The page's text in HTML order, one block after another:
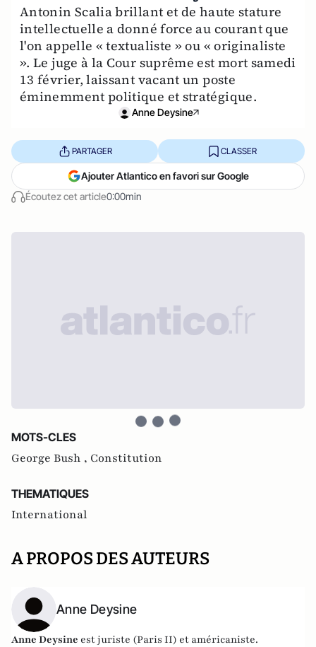
Antonin Scalia brillant et de haute stature
intellectuelle a donné force au courant que
l'on appelle « textualiste » ou « originaliste
». Le juge à la Cour suprême est mort samedi
13 février, laissant vacant un poste
éminemment politique et stratégique.
Anne Deysine
Écoutez cet article0:00min
PARTAGER CLASSER
Ajouter Atlantico en favori sur Google
MOTS-CLES
George Bush , Constitution
THEMATIQUES
International
A PROPOS DES AUTEURS
Anne Deysine
Anne Deysine est juriste (Paris II) et américaniste.